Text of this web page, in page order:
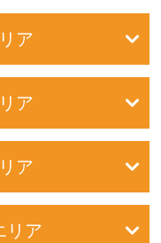
ア
ア
ア
リア